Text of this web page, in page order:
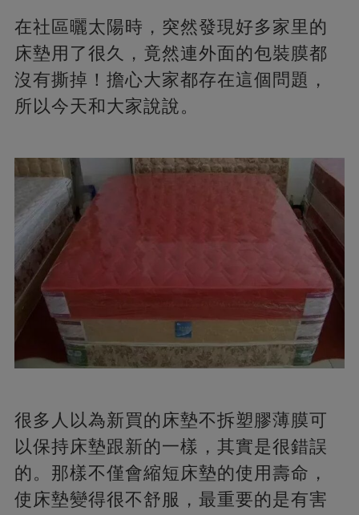
在社區曬太陽時，突然發現好多家里的
床墊用了很久，竟然連外面的包裝膜都
沒有撕掉！擔心大家都存在這個問題，
所以今天和大家說說。
很多人以為新買的床墊不拆塑膠薄膜可
以保持床墊跟新的一樣，其實是很錯誤
的。那樣不僅會縮短床墊的使用壽命，
使床墊變得很不舒服，最重要的是有害